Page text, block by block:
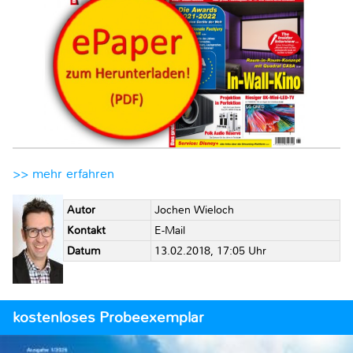
>> mehr erfahren
Autor
Jochen Wieloch
Kontakt
E-Mail
Datum
13.02.2018, 17:05 Uhr
kostenloses Probeexemplar